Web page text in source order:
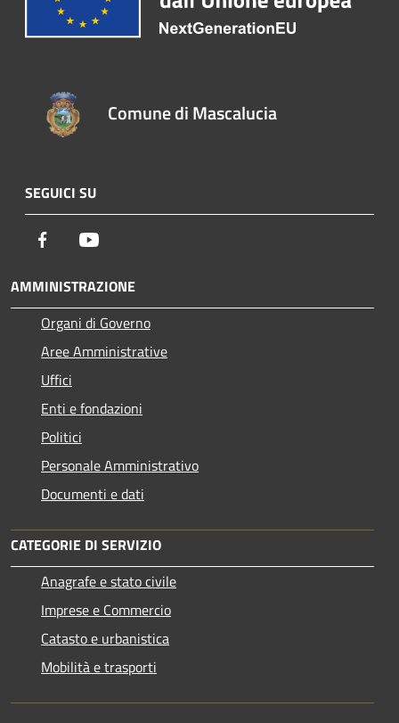
Comune di Mascalucia
SEGUICI SU
Facebook
AMMINISTRAZIONE
Organi di Governo
Aree Amministrative
Uffici
Enti e fondazioni
Politici
Personale Amministrativo
Documenti e dati
CATEGORIE DI SERVIZIO
Anagrafe e stato civile
Imprese e Commercio
Catasto e urbanistica
Mobilità e trasporti